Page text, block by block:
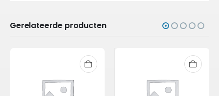
Gerelateerde producten